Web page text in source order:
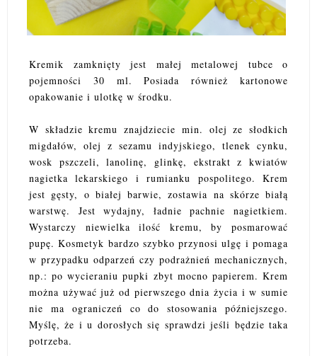
Kremik zamknięty jest małej metalowej tubce o
pojemności 30 ml. Posiada również kartonowe
opakowanie i ulotkę w środku.
W składzie kremu znajdziecie min. olej ze słodkich
migdałów, olej z sezamu indyjskiego, tlenek cynku,
wosk pszczeli, lanolinę, glinkę, ekstrakt z kwiatów
nagietka lekarskiego i rumianku pospolitego. Krem
jest gęsty, o białej barwie, zostawia na skórze białą
warstwę. Jest wydajny, ładnie pachnie nagietkiem.
Wystarczy niewielka ilość kremu, by posmarować
pupę. Kosmetyk bardzo szybko przynosi ulgę i pomaga
w przypadku odparzeń czy podrażnień mechanicznych,
np.: po wycieraniu pupki zbyt mocno papierem. Krem
można używać już od pierwszego dnia życia i w sumie
nie ma ograniczeń co do stosowania późniejszego.
Myślę, że i u dorosłych się sprawdzi jeśli będzie taka
potrzeba.